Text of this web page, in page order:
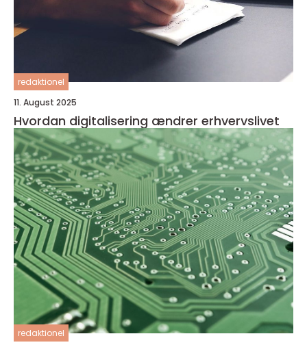
redaktionel
11. August 2025
Hvordan digitalisering ændrer erhvervslivet
redaktionel